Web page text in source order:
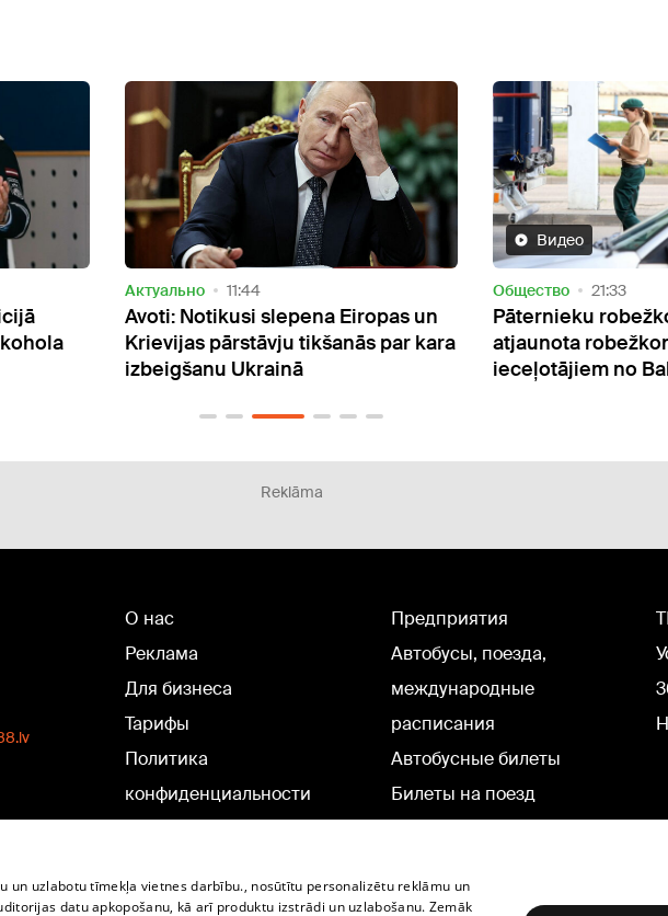
Актуально 11:44
Avoti: Notikusi slepena Eiropas un
Krievijas pārstāvju tikšanās par kara
izbeigšanu Ukrainā
Видео
Oбщество 21:33
Pāternieku
atjaunota
ieceļotājiem no
Reklāma
О нас
Реклама
Для бизнеса
Тарифы
Политика
конфиденциальности
Политика использования
Предприятия
Автобусы, поезда,
международные
расписания
Автобусные билеты
Билеты на поезд
uzlabotu tīmekļa vietnes darbību., nosūtītu personalizētu reklāmu un
datu apkopošanu, kā arī produktu izstrādi un uzlabošanu. Zemāk